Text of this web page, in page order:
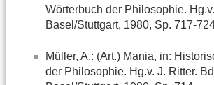
Wörterbuch der Philosophie.
Basel/Stuttgart, 1980, Sp. 717-
Müller, A.: (Art.) Mania, in:
der Philosophie. Hg.v. J. Ritter.